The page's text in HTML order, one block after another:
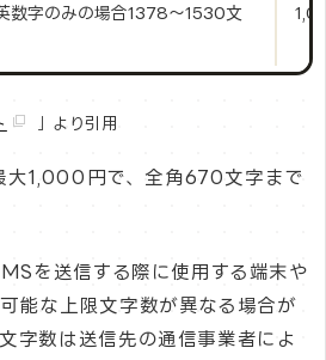
字のみの場合1378～1530文
」より引用
大1,000円で、全角670文字まで
を送信する際に使用する端末や
能な上限文字数が異なる場合が
字数は送信先の通信事業者によ